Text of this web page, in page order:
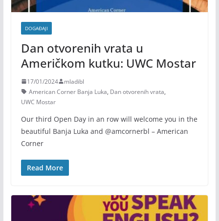
DOGAĐAJI
Dan otvorenih vrata u
Američkom kutku: UWC Mostar
17/01/2024
mladibl
American Corner Banja Luka, Dan otvorenih vrata,
UWC Mostar
Our third Open Day in an row will welcome you in the
beautiful Banja Luka and @amcornerbl – American
Corner
Read More